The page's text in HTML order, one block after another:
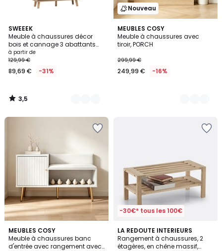
SWEEEK
Meuble à chaussures décor
bois et cannage 3 abattants
BOHÈME
à partir de
129,99 €
89,69 € -31%
3,5
/ 5
2
Couleurs
3,5
/
Nouveau
MEUBLES COSY
Meuble à chaussures avec
tiroir, PORCH
299,99 €
249,99 € -16%
2
Couleurs
MEUBLES COSY
Meuble à chaussures banc
d'entrée avec rangement avec
-30€* tous les 100€
LA REDOUTE INTERIEURS
Rangement à chaussures, 2
étagères, en chêne massif,
4,3
/ 5